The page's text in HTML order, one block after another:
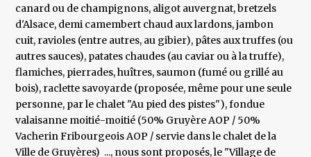
canard ou de champignons, aligot auvergnat, bretzels
d'Alsace, demi camembert chaud aux lardons, jambon
cuit, ravioles (entre autres, au gibier), pâtes aux truffes (ou
autres sauces), patates chaudes (au caviar ou à la truffe),
flamiches, pierrades, huîtres, saumon (fumé ou grillé au
bois), raclette savoyarde (proposée, même pour une seule
personne, par le chalet "Au pied des pistes"), fondue
valaisanne moitié-moitié (50% Gruyère AOP / 50%
Vacherin Fribourgeois AOP / servie dans le chalet de la
Ville de Gruyères) ..., nous sont proposés, le "Village de